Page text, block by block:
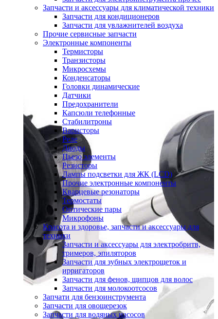
Запчасти и аксессуары для климатической техники
Запчасти для кондиционеров
Запчасти для увлажнителей воздуха
Прочие сервисные запчасти
Электронные компоненты
Термисторы
Транзисторы
Микросхемы
Конденсаторы
Головки динамические
Датчики
Предохранители
Капсюли телефонные
Стабилитроны
Варисторы
Реле
Диоды
Пьезо элементы
Резисторы
Лампы подсветки для ЖК (LCD)
Прочие электронные компоненты
Кварцевые резонаторы
Термостаты
Оптические пары
Микрофоны
Красота и здоровье, запчасти и аксессуары для
техники
Запчасти и аксессуары для электробритв,
тримеров, эпиляторов
Запчасти для зубных электрощеток и
ирригаторов
Запчасти для фенов, щипцов для волос
Запчасти для молокоотсосов
Запчати для бензоинструмента
Запчасти для овощерезок
Запчасти для водяных насосов